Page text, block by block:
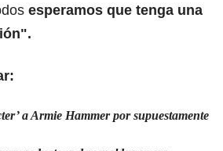
esperamos que tenga una
a Armie Hammer por supuestamente